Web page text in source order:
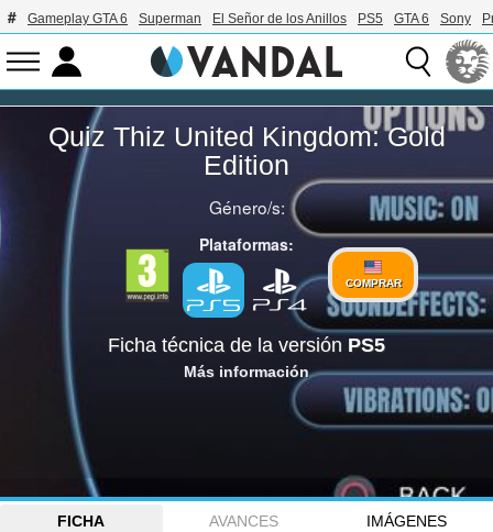
Gameplay GTA 6 Superman El Señor de los Anillos PS5 GTA 6 Sony
Quiz Thiz United Kingdom: Gold
Edition
Género/s:
Plataformas:
COMPRAR
Ficha técnica de la versión PS5
Más información
FICHA AVANCES IMÁGENES